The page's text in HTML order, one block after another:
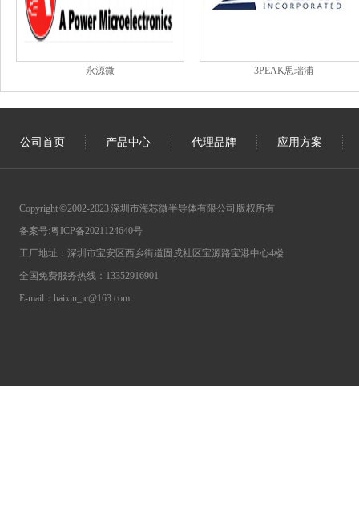
永源微 3PEAK思瑞浦
公司首页 产品中心 代理品牌 应用方案
Copyright © 2002-2023 深圳市海芯微半导体有限公司 版权所有
备案号:粤ICP备2021124640号
工厂地址：深圳市宝安区西乡街道固戍社区宝源路宝港中心4楼
全国免费服务热线：13352916901
E-mail：haixin_ic@163.com